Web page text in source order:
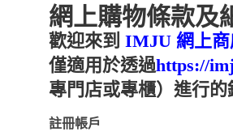
網上購物條款及
歡迎來到 IMJU 網上
僅適用於透過https://
專門店或專櫃）進行
註冊帳戶